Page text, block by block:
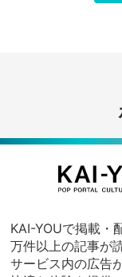
KAI-YOUで掲載・
万件以上の記事が
サービス内の広告